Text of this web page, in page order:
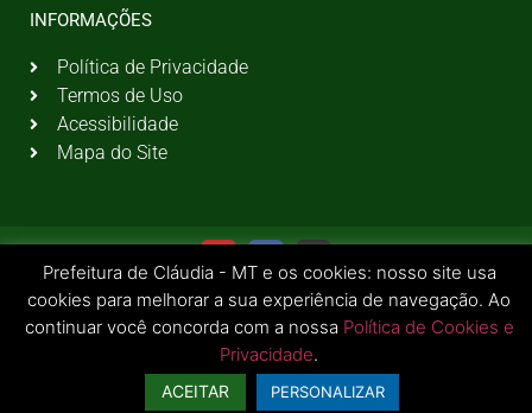
INFORMAÇÕES
Política de Privacidade
Termos de Uso
Acessibilidade
Mapa do Site
© 2026 Todos os Direitos Reservados | Prefeitura Municipal de Cláudia - MT
Prefeitura de Cláudia - MT e os cookies: nosso site usa
cookies para melhorar a sua experiência de navegação. Ao
continuar você concorda com a nossa Política de Cookies e
Privacidade.
ACEITAR PERSONALIZAR